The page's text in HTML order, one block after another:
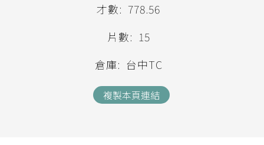
才數: 778.56
片數: 15
倉庫: 台中TC
複製本頁連結